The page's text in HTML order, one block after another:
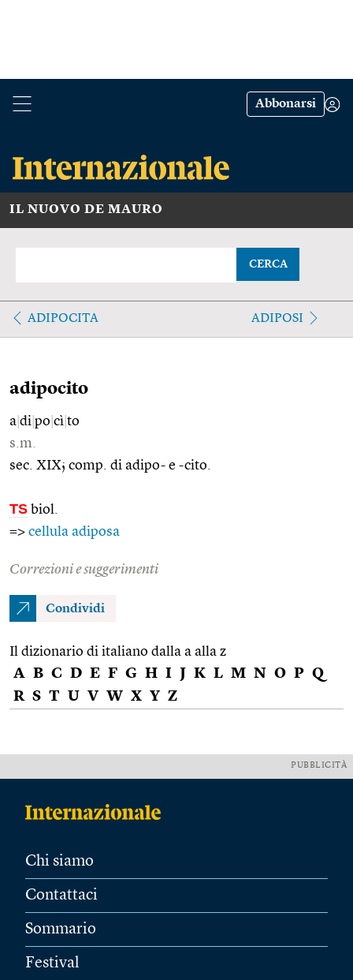
Abbonarsi
IL NUOVO DE MAURO
CERCA
ADIPOCITA ADIPOSI
adipocito
a di po cì to
s.m.
sec. XIX; comp. di adipo- e -cito.
TS biol.
=> cellula adiposa
Correzioni e suggerimenti
Condividi
Il dizionario di italiano dalla a alla z
A B C D E F G H I J K L M N O P Q
R S T U V W X Y Z
PUBBLICITÀ
Chi siamo
Contattaci
Sommario
Festival